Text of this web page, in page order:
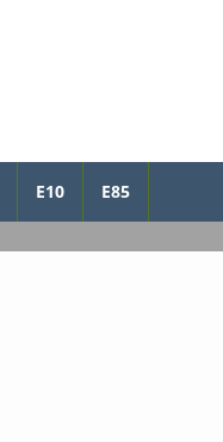
E10 E85